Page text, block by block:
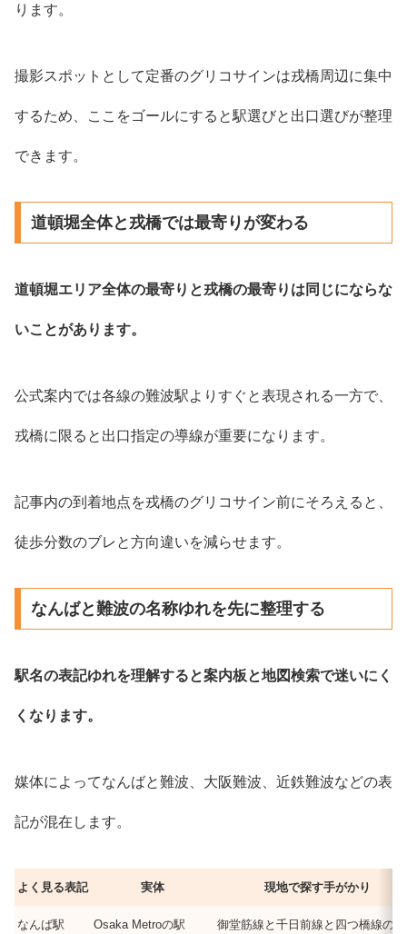
ります。
撮影スポットとして定番のグリコサインは戎橋周辺に集中
するため、ここをゴールにすると駅選びと出口選びが整理
できます。
道頓堀全体と戎橋では最寄りが変わる
道頓堀エリア全体の最寄りと戎橋の最寄りは同じにならな
いことがあります。
公式案内では各線の難波駅よりすぐと表現される一方で、
戎橋に限ると出口指定の導線が重要になります。
記事内の到着地点を戎橋のグリコサイン前にそろえると、
徒歩分数のブレと方向違いを減らせます。
なんばと難波の名称ゆれを先に整理する
駅名の表記ゆれを理解すると案内板と地図検索で迷いにく
くなります。
媒体によってなんばと難波、大阪難波、近鉄難波などの表
記が混在します。
よく見る表記 実体 現地で探す手がかり
なんば駅 Osaka Metroの駅 御堂筋線と千日前線と四つ橋線の